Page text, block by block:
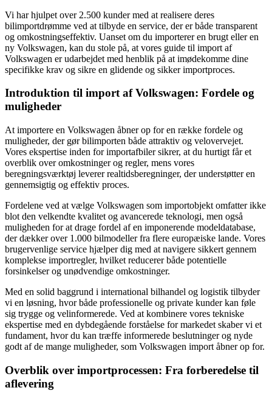
Vi har hjulpet over 2.500 kunder med at realisere deres
bilimportdrømme ved at tilbyde en service, der er både transparent
og omkostningseffektiv. Uanset om du importerer en brugt eller en
ny Volkswagen, kan du stole på, at vores guide til import af
Volkswagen er udarbejdet med henblik på at imødekomme dine
specifikke krav og sikre en glidende og sikker importproces.
Introduktion til import af Volkswagen: Fordele og
muligheder
At importere en Volkswagen åbner op for en række fordele og
muligheder, der gør bilimporten både attraktiv og velovervejet.
Vores ekspertise inden for importafbiler sikrer, at du hurtigt får et
overblik over omkostninger og regler, mens vores
beregningsværktøj leverer realtidsberegninger, der understøtter en
gennemsigtig og effektiv proces.
Fordelene ved at vælge Volkswagen som importobjekt omfatter ikke
blot den velkendte kvalitet og avancerede teknologi, men også
muligheden for at drage fordel af en imponerende modeldatabase,
der dækker over 1.000 bilmodeller fra flere europæiske lande. Vores
brugervenlige service hjælper dig med at navigere sikkert gennem
komplekse importregler, hvilket reducerer både potentielle
forsinkelser og unødvendige omkostninger.
Med en solid baggrund i international bilhandel og logistik tilbyder
vi en løsning, hvor både professionelle og private kunder kan føle
sig trygge og velinformerede. Ved at kombinere vores tekniske
ekspertise med en dybdegående forståelse for markedet skaber vi et
fundament, hvor du kan træffe informerede beslutninger og nyde
godt af de mange muligheder, som Volkswagen import åbner op for.
Overblik over importprocessen: Fra forberedelse til
aflevering